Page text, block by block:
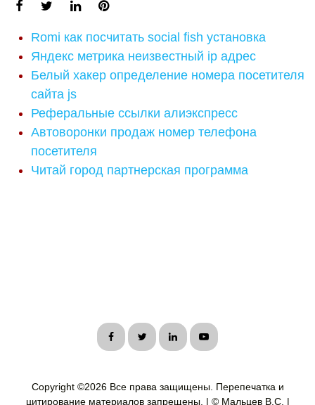
Romi как посчитать social fish установка
Яндекс метрика неизвестный ip адрес
Белый хакер определение номера посетителя
сайта js
Реферальные ссылки алиэкспресс
Автоворонки продаж номер телефона
посетителя
Читай город партнерская программа
Copyright ©2026 Все права защищены. Перепечатка и
цитирование материалов запрещены. | © Мальцев В.С. |